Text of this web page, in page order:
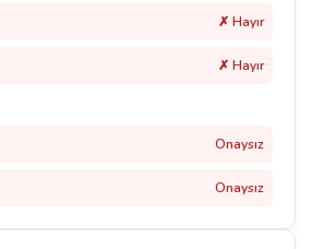
✗ Hayır
✗ Hayır
Onaysız
Onaysız